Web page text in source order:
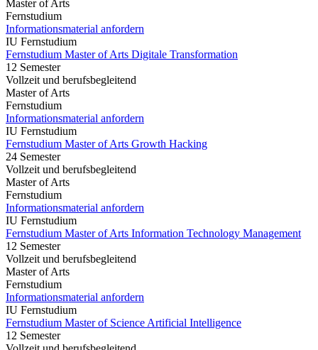
Master of Arts
Fernstudium
Informationsmaterial anfordern
IU Fernstudium
Fernstudium Master of Arts Digitale Transformation
12 Semester
Vollzeit und berufsbegleitend
Master of Arts
Fernstudium
Informationsmaterial anfordern
IU Fernstudium
Fernstudium Master of Arts Growth Hacking
24 Semester
Vollzeit und berufsbegleitend
Master of Arts
Fernstudium
Informationsmaterial anfordern
IU Fernstudium
Fernstudium Master of Arts Information Technology Management
12 Semester
Vollzeit und berufsbegleitend
Master of Arts
Fernstudium
Informationsmaterial anfordern
IU Fernstudium
Fernstudium Master of Science Artificial Intelligence
12 Semester